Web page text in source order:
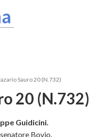
Sauro 20 (N.732)
20 (N.732)
Guidicini.
Bovio.